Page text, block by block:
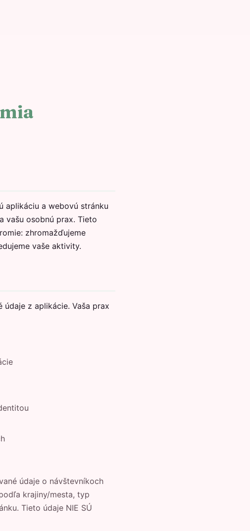
aplikáciu a webovú stránku
vašu osobnú prax. Tieto
zhromažďujeme
vaše aktivity.
údaje z aplikácie. Vaša prax
údaje o návštevníkoch
krajiny/mesta, typ
Tieto údaje NIE SÚ